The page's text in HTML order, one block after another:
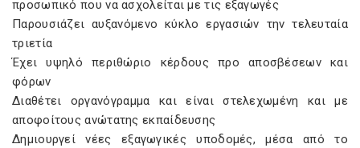
προσωπικό που να ασχολείται με τις εξαγωγές
Παρουσιάζει αυξανόμενο κύκλο εργασιών την τελευταία
τριετία
Έχει υψηλό περιθώριο κέρδους προ αποσβέσεων και
φόρων
Διαθέτει οργανόγραμμα και είναι στελεχωμένη και με
αποφοίτους ανώτατης εκπαίδευσης
Δημιουργεί νέες εξαγωγικές υποδομές, μέσα από το